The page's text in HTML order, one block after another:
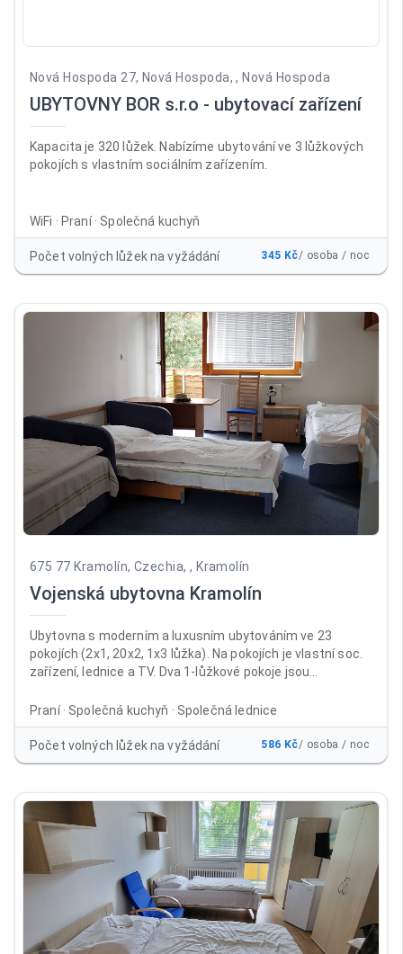
Nová Hospoda 27, Nová Hospoda, , Nová Hospoda
UBYTOVNY BOR s.r.o - ubytovací zařízení
Kapacita je 320 lůžek. Nabízíme ubytování ve 3 lůžkových
pokojích s vlastním sociálním zařízením.
WiFi · Praní · Společná kuchyň
Počet volných lůžek na vyžádání 345 Kč/ osoba / noc
675 77 Kramolín, Czechia, , Kramolín
Vojenská ubytovna Kramolín
Ubytovna s moderním a luxusním ubytováním ve 23
pokojích (2x1, 20x2, 1x3 lůžka). Na pokojích je vlastní soc.
zařízení, lednice a TV. Dva 1-lůžkové pokoje jsou
oslavy, školení i dovolené. V ubytovně je non-stop recepce,
úschovna kol, prádelna, společná kuchyň, společenské
místnosti (kulečník, LCD TV). Venkovní altán vhodný na
grilování a zahradní párty. Ubytovna je v provozu po celý rok.
Praní · Společná kuchyň · Společná lednice
Počet volných lůžek na vyžádání 586 Kč/ osoba / noc